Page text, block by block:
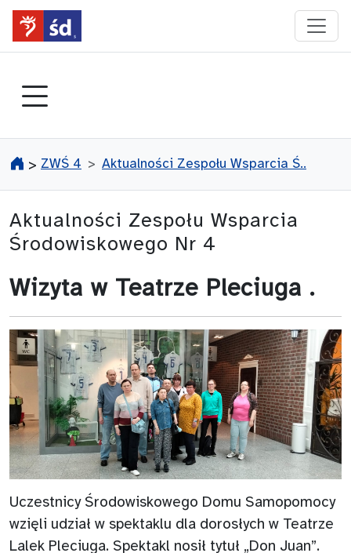
przejdź do głównego menu
> ZWŚ 4 Aktualności Zespołu Wsparcia Ś..
Aktualności Zespołu Wsparcia
Środowiskowego Nr 4
Wizyta w Teatrze Pleciuga .
Uczestnicy Środowiskowego Domu Samopomocy
wzięli udział w spektaklu dla dorosłych w Teatrze
Lalek Pleciuga. Spektakl nosił tytuł „Don Juan”.